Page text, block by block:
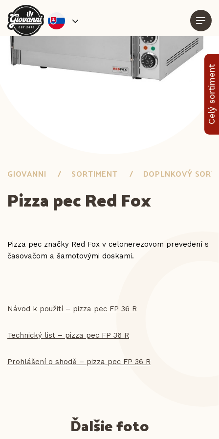
Celý sortiment
GIOVANNI SORTIMENT DOPLNKOVÝ
Pizza pec Red Fox
Pizza pec značky Red Fox v celonerezovom prevedení s
časovačom a šamotovými doskami.
Návod k použití – pizza pec FP 36 R
Technický list – pizza pec FP 36 R
Prohlášení o shodě – pizza pec FP 36 R
Ďalšie foto